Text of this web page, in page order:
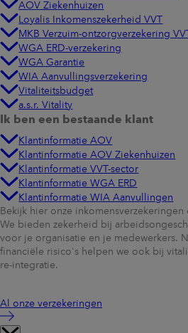
AOV Ziekenhuizen
Loyalis Inkomenszekerheid VVT
MKB Verzuim-ontzorgverzekering VVT
WGA ERD-verzekering
WGA Garantie
WIA Aanvullingsverzekering
Vitaliteitsbudget
a.s.r. Vitality
Ik ben een bestaande klant
Klantinformatie AOV
Klantinformatie AOV Ziekenhuizen
Klantinformatie VVT-sector
Klantinformatie WGA ERD
Klantinformatie WIA Aanvullingen
Bekijk hier onze
We bieden zekerheid bij
voor je organisatie en je medewerkers.
financiële risico's helpen we ook bij
re-integratie.
Al onze verzekeringen